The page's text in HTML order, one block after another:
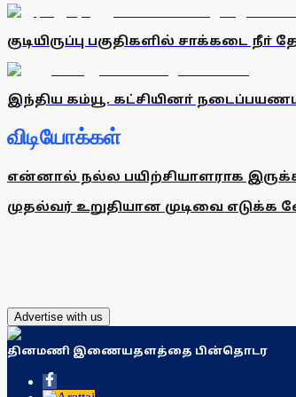
குடியிருப்பு பகுதிகளில் சாக்கடை
இந்திய கம்யூ. கட்சியினா்
விடியோக்கள்
என்னால் நல்ல பயிற்சியாளராக இருக்க
முதல்வர் உறுதியான முடிவை எடுக்க
Advertise with us
தினமணி இணையதளத்தை பின்தொடர